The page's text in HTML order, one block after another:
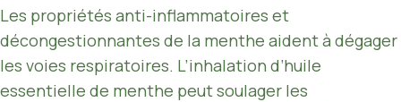
Les propriétés anti-inflammatoires et
décongestionnantes de la menthe aident à dégager
les voies respiratoires. L’inhalation d’huile
essentielle de menthe peut soulager les